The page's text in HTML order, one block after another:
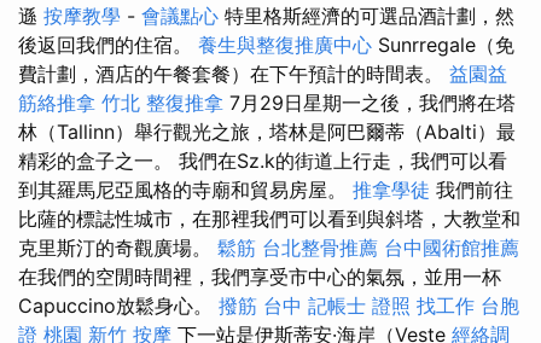
遜 按摩教學 - 會議點心 特里格斯經濟的可選品酒計劃，然
後返回我們的住宿。 養生與整復推廣中心 Sunrregale（免
費計劃，酒店的午餐套餐）在下午預計的時間表。 益園益
筋絡推拿 竹北 整復推拿 7月29日星期一之後，我們將在塔
林（Tallinn）舉行觀光之旅，塔林是阿巴爾蒂（Abalti）最
精彩的盒子之一。 我們在Sz.k的街道上行走，我們可以看
到其羅馬尼亞風格的寺廟和貿易房屋。 推拿學徒 我們前往
比薩的標誌性城市，在那裡我們可以看到與斜塔，大教堂和
克里斯汀的奇觀廣場。 鬆筋 台北整骨推薦 台中國術館推薦
在我們的空閒時間裡，我們享受市中心的氣氛，並用一杯
Capuccino放鬆身心。 撥筋 台中 記帳士 證照 找工作 台胞
證 桃園 新竹 按摩 下一站是伊斯蒂安·海岸（Veste 經絡調